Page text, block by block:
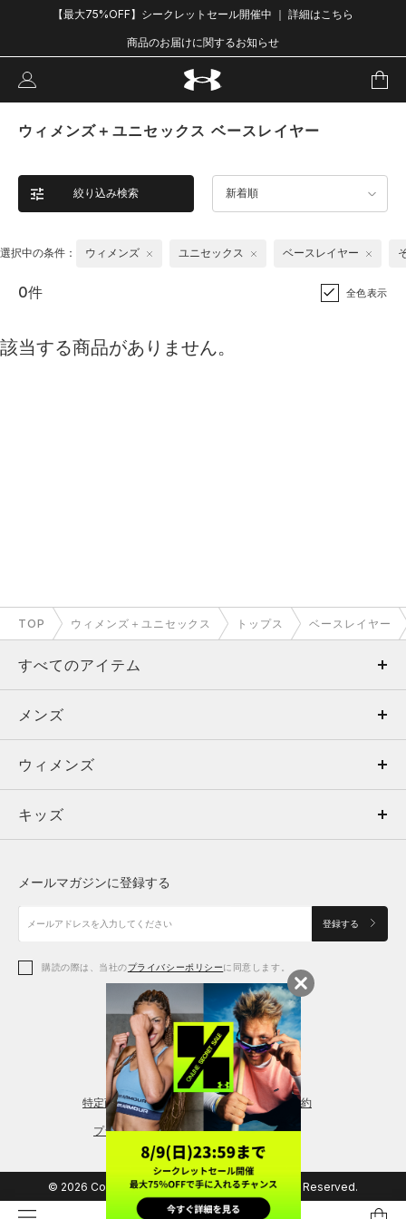
【最大75%OFF】シークレットセール開催中 ｜ 詳細はこちら
商品のお届けに関するお知らせ
ウィメンズ＋ユニセックス ベースレイヤー
絞り込み検索 新着順
選択中の条件： ウィメンズ ユニセックス ベースレイヤー
0件 全色表示
該当する商品がありません。
TOP ウィメンズ＋ユニセックス トップス ベースレイヤー
すべてのアイテム
メンズ
ウィメンズ
キッズ
アクセサリー
メンズ
トップス
ボトムス
アクセサリー
ウィメンズ
トップス
シューズ
アクセサリー
レギンス＆タイツ
キッズ
シューズ
メールマガジンに登録する
登録する
購読の際は、当社のプライバシーポリシーに同意します。
特定商取引法に基づく通販の表記 会員規約
プライバシーポリシー
© 2026 Copyright DOME Corporation. All Rights Reserved.